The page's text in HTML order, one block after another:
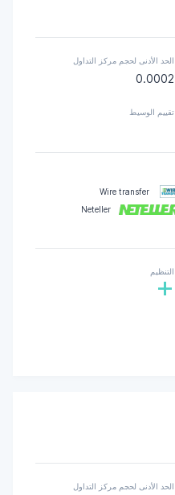
الحد الأدنى لحجم مركز التداول
0.0002
تقييم الوسيط
Wire transfer
Neteller
التنظيم
+
الحد الأدنى لحجم مركز التداول